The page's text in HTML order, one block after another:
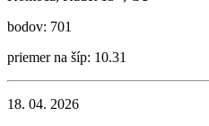
bodov: 701
priemer na šíp: 10.31
18. 04. 2026